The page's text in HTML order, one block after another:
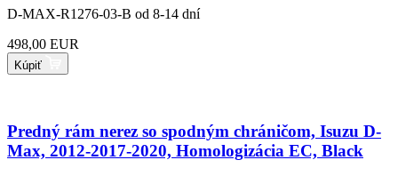
D-MAX-R1276-03-B od 8-14 dní
498,00 EUR
Kúpiť
Predný rám nerez so spodným chráničom, Isuzu D-
Max, 2012-2017-2020, Homologizácia EC, Black